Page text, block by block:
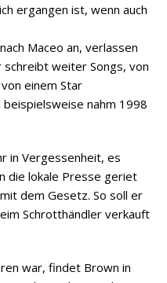
ergangen ist, wenn auch
Maceo an, verlassen
weiter Songs, von
einem Star
nahm 1998
in Vergessenheit, es
die lokale Presse geriet
dem Gesetz. So soll er
Schrotthändler verkauft
war, findet Brown in